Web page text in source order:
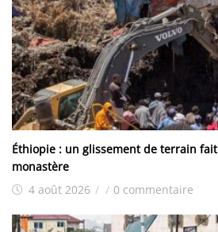
Éthiopie : un glissement de terrain
monastère
4 août 2026 / / 0 commentaire